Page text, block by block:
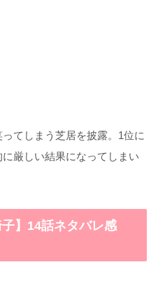
てしまう芝居を披露。 1位に
厳しい結果になってしまい
子】14話ネタバレ感